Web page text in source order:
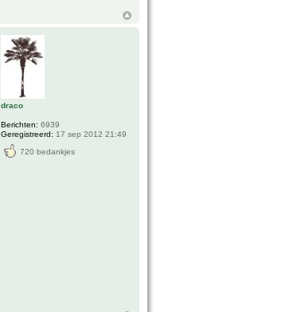
draco
Berichten: 6939
Geregistreerd: 17 sep 2012 21:49
720 bedankjes